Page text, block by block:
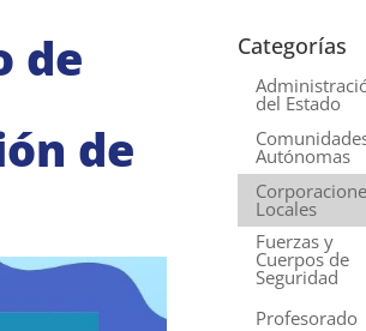
de
de
Categorías
del Estado
Autónomas
Locales
Fuerzas y
Cuerpos de
Seguridad
Profesorado